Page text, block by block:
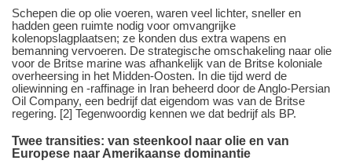
Schepen die op olie voeren, waren veel lichter, sneller en
hadden geen ruimte nodig voor omvangrijke
kolenopslagplaatsen; ze konden dus extra wapens en
bemanning vervoeren. De strategische omschakeling naar olie
voor de Britse marine was afhankelijk van de Britse koloniale
overheersing in het Midden-Oosten. In die tijd werd de
oliewinning en -raffinage in Iran beheerd door de Anglo-Persian
Oil Company, een bedrijf dat eigendom was van de Britse
regering. [2] Tegenwoordig kennen we dat bedrijf als BP.
Twee transities: van steenkool naar olie en van
Europese naar Amerikaanse dominantie